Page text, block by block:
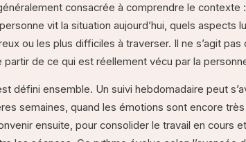
consacrée à comprendre le contexte
vit la situation aujourd’hui, quels aspects
ou les plus difficiles à traverser. Il ne s’agit pas
partir de ce qui est réellement vécu par la
défini ensemble. Un suivi hebdomadaire peut
semaines, quand les émotions sont encore
ensuite, pour consolider le travail en cours